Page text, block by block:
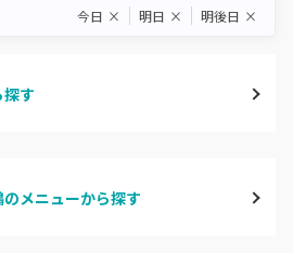
今日 × 明日 × 明後日 ×
す
メニューから探す